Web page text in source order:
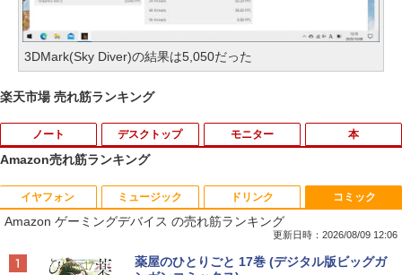
3DMark(Sky Diver)の結果は5,050だった
楽天市場 売れ筋ランキング
ノート
1
8月5日限定10倍＆抽選10000P！｜2021
年モデル！高性能ノートパソコン Windo
ws11 富士通 LIFEBOOK A5511 第11世
起動新品SSD2TB テンキー内蔵 15.6型大
デスクトップ
1
R309-Apple Mac mini A1347 1点 MacO
S Catalina 10.15.7/CPU Core i5-4260U/
メモリ 4GB/SATA 500GB intel HD Grap
★送料無料【中古動作品】
モニター
1
【中古良品】【安心保証】Princeton 21.
5型ワイドカラー液晶ディスプレイ PTF
WDE-22W / PTFBDE-22W ブラック/ ホ
本
1 YOGAポーズの教科書 [ 綿本彰 ]
Amazon売れ筋ランキング
イヤフォン
Anker Soundcore P40i オフホワイト
ミュージック
BRUCE WAYNE feat. Flo Milli, ATL Jacob
ドリンク
【Amazon.co.jp限定】 い・ろ・は・す 2L P
コミック
Amazon ゲーミングデバイス の売れ筋ランキング
更新日時：2026/08/09 12:06
薬屋のひとりごと 17巻 (デジタル版ビッグガ